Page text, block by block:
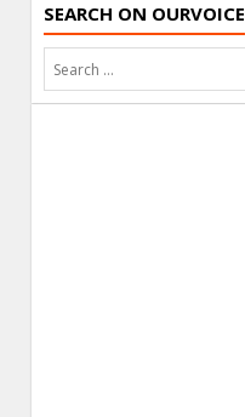
SEARCH ON OURVOICE